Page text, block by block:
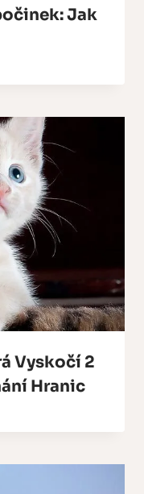
Jak
Vyskočí 2
Hranic